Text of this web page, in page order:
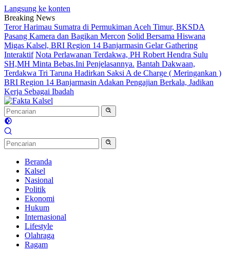
Langsung ke konten
Breaking News
Teror Harimau Sumatra di Permukiman Aceh Timur, BKSDA
Pasang Kamera dan Bagikan Mercon Solid Bersama Hiswana
Migas Kalsel, BRI Region 14 Banjarmasin Gelar Gathering
Interaktif Nota Perlawanan Terdakwa, PH Robert Hendra Sulu
SH,MH Minta Bebas.Ini Penjelasannya. Bantah Dakwaan,
Terdakwa Tri Taruna Hadirkan Saksi A de Charge ( Meringankan )
BRI Region 14 Banjarmasin Adakan Pengajian Berkala, Jadikan
Kerja Sebagai Ibadah
Beranda
Kalsel
Nasional
Politik
Ekonomi
Hukum
Internasional
Lifestyle
Olahraga
Ragam